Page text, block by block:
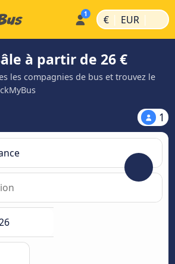
€ | EUR |
à partir de 26 €
les compagnies de bus et trouvez le
1